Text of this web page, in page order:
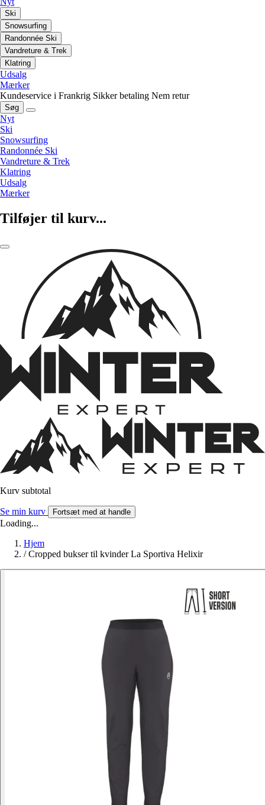
Ski
Snowsurfing
Randonnée Ski
Vandreture & Trek
Klatring
Udsalg
Mærker
Kundeservice i Frankrig Sikker betaling Nem retur
Søg
Nyt
Ski
Snowsurfing
Randonnée Ski
Vandreture & Trek
Klatring
Udsalg
Mærker
Tilføjer til kurv...
Kurv subtotal
Se min kurv Fortsæt med at handle
Loading...
Hjem
/ Cropped bukser til kvinder La Sportiva Helixir